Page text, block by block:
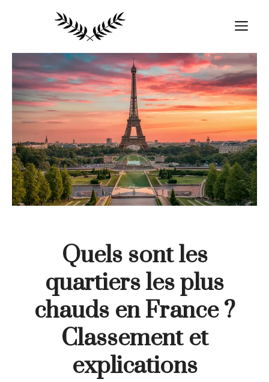
Quels sont les
quartiers les plus
chauds en France ?
Classement et
explications